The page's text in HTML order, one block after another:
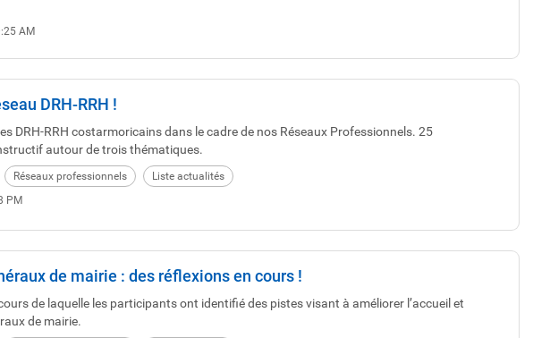
AM
DRH-RRH !
DRH-RRH costarmoricains dans le cadre de nos Réseaux Professionnels. 25
autour de trois thématiques.
Réseaux professionnels
Liste actualités
PM
de mairie : des réflexions en cours !
de laquelle les participants ont identifié des pistes visant à améliorer l’accueil et
de mairie.